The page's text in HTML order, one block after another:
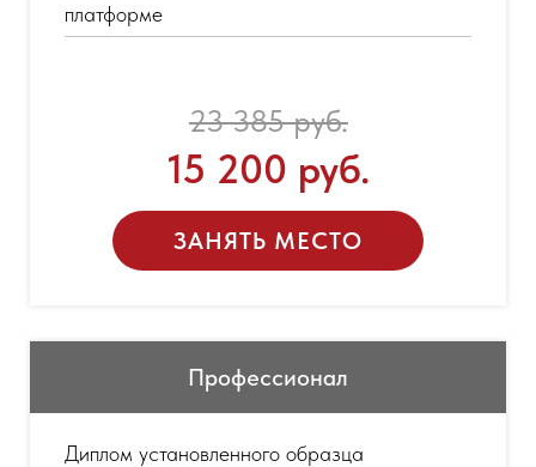
Профессионал
ЗАНЯТЬ МЕСТО
15 200 руб.
23 385 руб.
Диплом установленного образца
платформе